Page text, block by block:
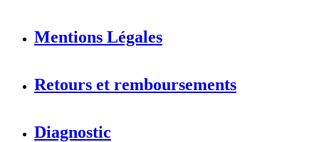
Mentions Légales
Retours et remboursements
Diagnostic